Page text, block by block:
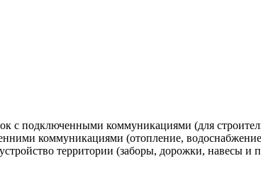
с подключенными коммуникациями (для
коммуникациями (отопление,
территории (заборы, дорожки, навесы и